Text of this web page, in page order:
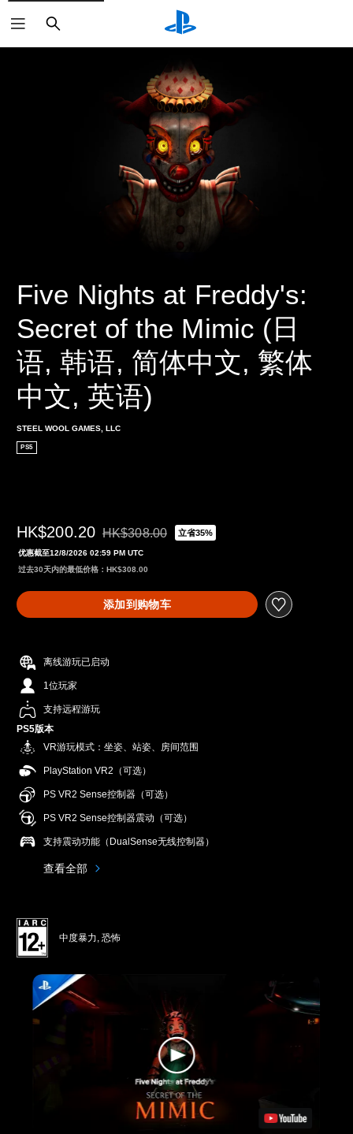
搜
索
Five Nights at Freddy's:
Secret of the Mimic (日
语, 韩语, 简体中文, 繁体
中文, 英语)
STEEL WOOL GAMES, LLC
PS5
HK$200.20 从原价HK$308.00折扣优惠
HK$308.00 立省35%
优惠截至12/8/2026 02:59 PM UTC
过去30天内的最低价格：HK$308.00
添加到购物车
离线游玩已启动
1位玩家
支持远程游玩
PS5版本
VR游玩模式：坐姿、站姿、房间范围
PlayStation VR2（可选）
PS VR2 Sense控制器（可选）
PS VR2 Sense控制器震动（可选）
支持震动功能（DualSense无线控制器）
查看全部
中度暴力, 恐怖